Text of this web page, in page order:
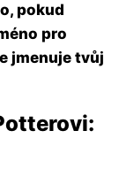
pokud
pro
jmenuje tvůj